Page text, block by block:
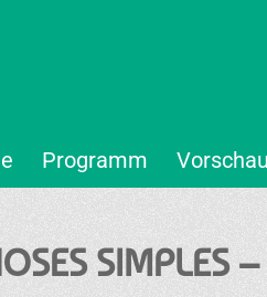
Programm Vorschau
SIMPLES